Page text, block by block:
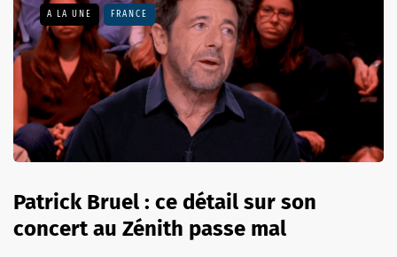
A LA UNE FRANCE
Patrick Bruel : ce détail sur son
concert au Zénith passe mal